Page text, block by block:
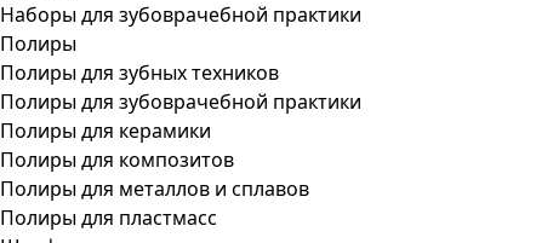
Наборы для зубоврачебной практики
Полиры
Полиры для зубных техников
Полиры для зубоврачебной практики
Полиры для керамики
Полиры для композитов
Полиры для металлов и сплавов
Полиры для пластмасс